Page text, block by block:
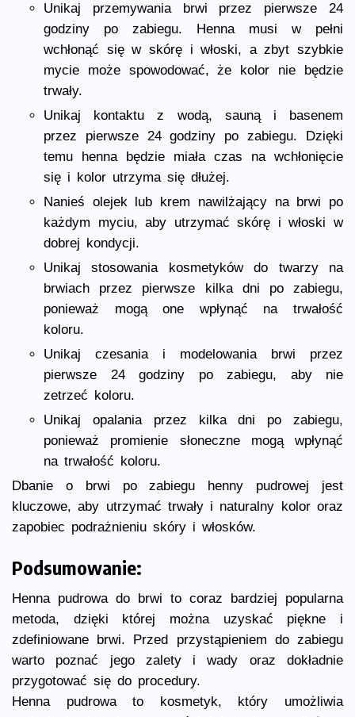
Unikaj przemywania brwi przez pierwsze 24
godziny po zabiegu. Henna musi w pełni
wchłonąć się w skórę i włoski, a zbyt szybkie
mycie może spowodować, że kolor nie będzie
trwały.
Unikaj kontaktu z wodą, sauną i basenem
przez pierwsze 24 godziny po zabiegu. Dzięki
temu henna będzie miała czas na wchłonięcie
się i kolor utrzyma się dłużej.
Nanieś olejek lub krem nawilżający na brwi po
każdym myciu, aby utrzymać skórę i włoski w
dobrej kondycji.
Unikaj stosowania kosmetyków do twarzy na
brwiach przez pierwsze kilka dni po zabiegu,
ponieważ mogą one wpłynąć na trwałość
koloru.
Unikaj czesania i modelowania brwi przez
pierwsze 24 godziny po zabiegu, aby nie
zetrzeć koloru.
Unikaj opalania przez kilka dni po zabiegu,
ponieważ promienie słoneczne mogą wpłynąć
na trwałość koloru.
Dbanie o brwi po zabiegu henny pudrowej jest
kluczowe, aby utrzymać trwały i naturalny kolor oraz
zapobiec podrażnieniu skóry i włosków.
Podsumowanie:
Henna pudrowa do brwi to coraz bardziej popularna
metoda, dzięki której można uzyskać piękne i
zdefiniowane brwi. Przed przystąpieniem do zabiegu
warto poznać jego zalety i wady oraz dokładnie
przygotować się do procedury.
Henna pudrowa to kosmetyk, który umożliwia